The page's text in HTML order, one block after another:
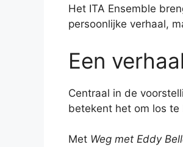
Het ITA Ensemble
persoonlijke verhaal,
Een
Centraal in de
betekent het om los
Met Weg met Eddy